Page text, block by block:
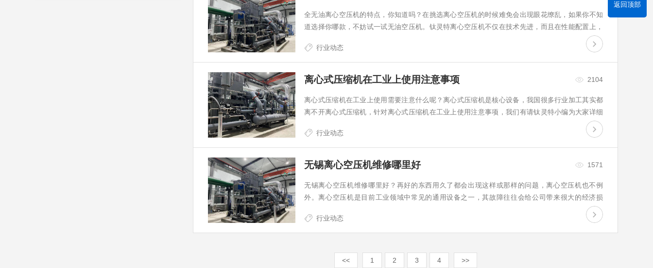
全无油离心空压机的特点，你知道吗？在挑选离心空压机的时候难免会出现眼花缭乱，如果你不知
道选择你哪款，不妨试一试无油空压机。钛灵特离心空压机不仅在技术先进，而且在性能配置上，
充fen考虑到用户的使用环境及特点，以可靠、耐用、高性价比著称，下面小编就来带你了解一下。
钛灵特压缩机无锡有限公司是一家从事
行业动态
离心式压缩机在工业上使用注意事项 2104
离心式压缩机在工业上使用需要注意什么呢？离心式压缩机是核心设备，我国很多行业加工其实都
离不开离心式压缩机，针对离心式压缩机在工业上使用注意事项，我们有请钛灵特小编为大家详细
介绍下。那么在使用离心式压缩机时需要注意什么呢?机械强度：离心式压缩机重要部分就是受压
处，压力过强就会导致超负荷，因此
行业动态
无锡离心空压机维修哪里好 1571
无锡离心空压机维修哪里好？再好的东西用久了都会出现这样或那样的问题，离心空压机也不例
外。离心空压机是目前工业领域中常见的通用设备之一，其故障往往会给公司带来很大的经济损
失。为了提高空压机的生产效率，就需要加强空压机的日常管理工作，定期进行维修，促进设备的
运行质量的有效提高。离心空压机维修我选
行业动态
<< 1 2 3 4 >>
返回顶部